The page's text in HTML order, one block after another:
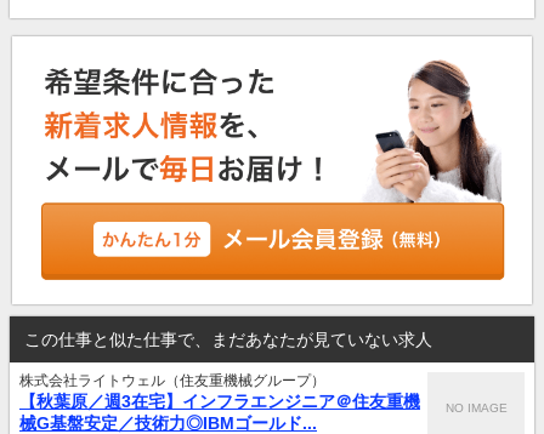
この仕事と似た仕事で、まだあなたが見ていない求人
株式会社ライトウェル（住友重機械グループ）
【秋葉原／週3在宅】インフラエンジニア＠住友重機
械G基盤安定／技術力◎IBMゴールド...
NO IMAGE